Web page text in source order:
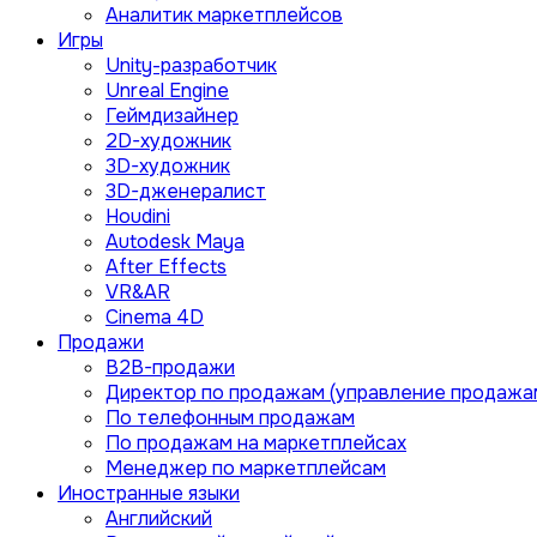
Аналитик маркетплейсов
Игры
Unity-разработчик
Unreal Engine
Геймдизайнер
2D-художник
3D-художник
3D-дженералист
Houdini
Autodesk Maya
After Effects
VR&AR
Cinema 4D
Продажи
B2B-продажи
Директор по продажам (управление
По телефонным продажам
По продажам на маркетплейсах
Менеджер по маркетплейсам
Иностранные языки
Английский